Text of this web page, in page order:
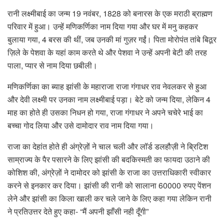
रानी लक्ष्मीबाई का जन्म 19 नवंबर, 1828 को बनारस के एक मराठी ब्राह्मण
परिवार में हुआ। उन्हें मणिकर्णिका नाम दिया गया और घर में मनु कहकर
बुलाया गया, 4 बरस की थीं, जब उनकी मां गुज़र गईं। पिता मोरोपंत तांबे बिठूर
ज़िले के पेशवा के यहां काम करते थे और पेशवा ने उन्हें अपनी बेटी की तरह
पाला, प्यार से नाम दिया छबीली।
मणिकर्णिका का ब्याह झांसी के महाराजा राजा गंगाधर राव नेवलकर से हुआ
और देवी लक्ष्मी पर उनका नाम लक्ष्मीबाई पड़ा। बेटे को जन्म दिया, लेकिन 4
माह का होते ही उसका निधन हो गया, राजा गंगाधर ने अपने चचेरे भाई का
बच्चा गोद लिया और उसे दामोदार राव नाम दिया गया।
राजा का देहांत होते ही अंग्रेज़ों ने चाल चली और लॉर्ड डलहौज़ी ने ब्रिटिश
साम्राज्य के पैर पसारने के लिए झांसी की बदकिस्मती का फायदा उठाने की
कोशिश की, अंग्रेज़ों ने दामोदर को झांसी के राजा का उत्तराधिकारी स्वीकार
करने से इनकार कर दिया। झांसी की रानी को सालाना 60000 रुपए पेंशन
लेने और झांसी का किला खाली कर चले जाने के लिए कहा गया लेकिन रानी
ने प्रतिउत्तर देते हुए कहा- “मैं अपनी झाँसी नही दूँगी”